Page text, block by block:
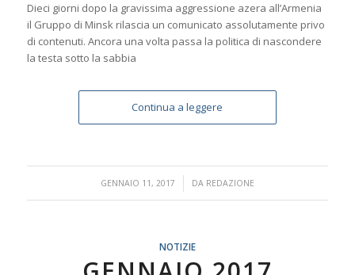
Dieci giorni dopo la gravissima aggressione azera all’Armenia
il Gruppo di Minsk rilascia un comunicato assolutamente privo
di contenuti. Ancora una volta passa la politica di nascondere
la testa sotto la sabbia
Continua a leggere
GENNAIO 11, 2017
/ DA REDAZIONE
NOTIZIE